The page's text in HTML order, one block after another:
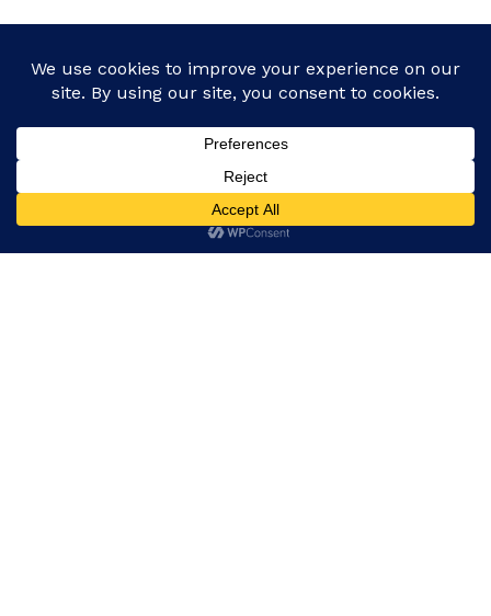
nous